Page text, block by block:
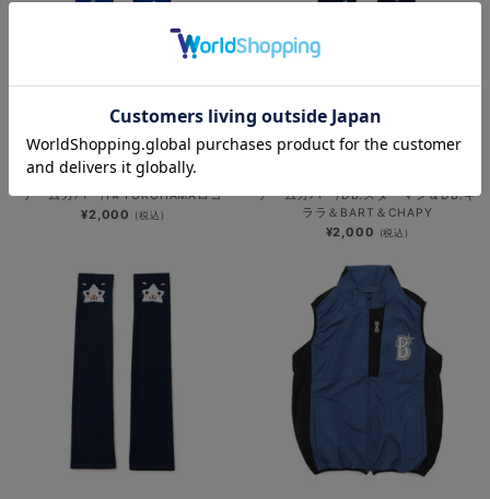
SOLD OUT
アームカバー/I☆YOKOHAMAロゴ
¥2,000 (税込)
アームカバー/DB.スターマン＆DB.キ
ララ＆BART＆CHAPY
¥2,000 (税込)